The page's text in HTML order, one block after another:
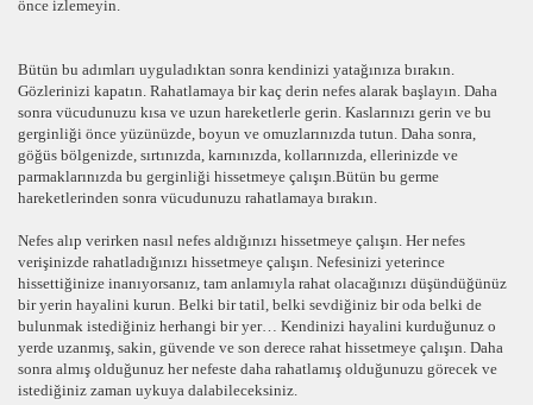
önce izlemeyin.
Bütün bu adımları uyguladıktan sonra kendinizi yatağınıza bırakın.
Gözlerinizi kapatın. Rahatlamaya bir kaç derin nefes alarak başlayın. Daha
sonra vücudunuzu kısa ve uzun hareketlerle gerin. Kaslarınızı gerin ve bu
gerginliği önce yüzünüzde, boyun ve omuzlarınızda tutun. Daha sonra,
göğüs bölgenizde, sırtınızda, karnınızda, kollarınızda, ellerinizde ve
parmaklarınızda bu gerginliği hissetmeye çalışın.Bütün bu germe
hareketlerinden sonra vücudunuzu rahatlamaya bırakın.
Nefes alıp verirken nasıl nefes aldığınızı hissetmeye çalışın. Her nefes
verişinizde rahatladığınızı hissetmeye çalışın. Nefesinizi yeterince
hissettiğinize inanıyorsanız, tam anlamıyla rahat olacağınızı düşündüğünüz
bir yerin hayalini kurun. Belki bir tatil, belki sevdiğiniz bir oda belki de
bulunmak istediğiniz herhangi bir yer… Kendinizi hayalini kurduğunuz o
yerde uzanmış, sakin, güvende ve son derece rahat hissetmeye çalışın. Daha
sonra almış olduğunuz her nefeste daha rahatlamış olduğunuzu görecek ve
istediğiniz zaman uykuya dalabileceksiniz.